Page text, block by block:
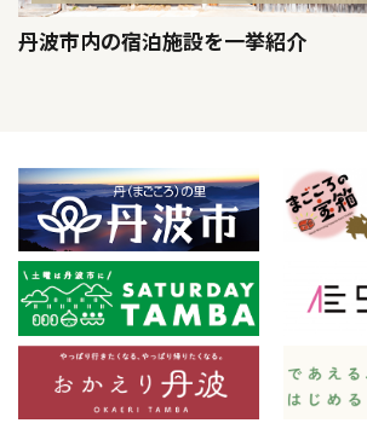
丹波市内の宿泊施設を一挙紹介